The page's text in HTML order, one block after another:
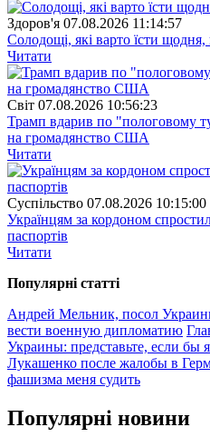
Здоров'я 07.08.2026 11:14:57
Солодощі, які варто їсти
Читати
Свiт 07.08.2026 10:56:23
Трамп вдарив по "пологовому
на громадянство США
Читати
Суспiльство 07.08.2026 10:15:00
Українцям за кордоном
паспортів
Читати
Популярнi статтi
Андрей Мельник, посол
вести военную дипломатию
Украины: представьте, если бы
Лукашенко после жалобы в
фашизма меня судить
Популярнi новини